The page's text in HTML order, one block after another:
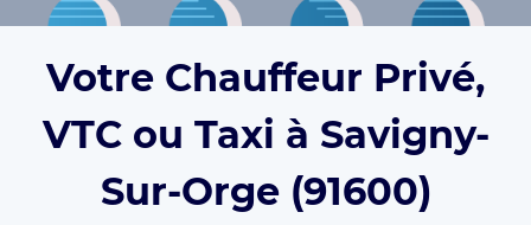
Votre Chauffeur Privé,
VTC ou Taxi à Savigny-
Sur-Orge (91600)